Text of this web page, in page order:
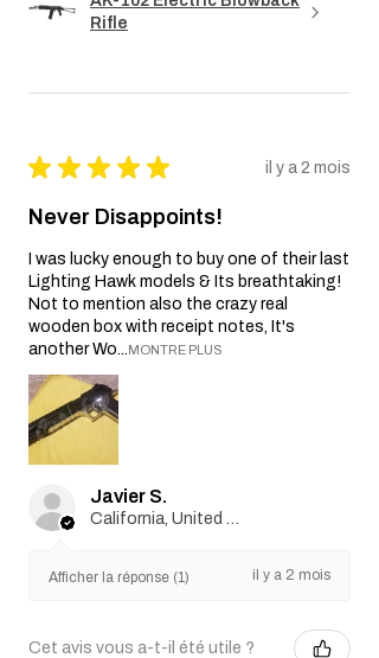
consommateur. Toutes les garanties
implicites applicables par la loi sont limitées
Nous nous réservons le droit de modifier ou
de mettre à jour cette politique de garantie
si nécessaire.
Rifle
★ ★ ★ ★ ★ il y a 2 mois
Never Disappoints!
I was lucky enough to buy one of their last
Lighting Hawk models & Its breathtaking!
Not to mention also the crazy real
wooden box with receipt notes, It's
another Wo...MONTRE PLUS
Javier S.
Afficher la réponse (1) il y a 2 mois
Cet avis vous a-t-il été utile ?